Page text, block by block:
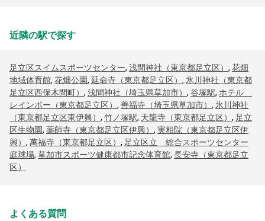
近隣の駅で探す
足立区スイムスポーツセンター, 浅間神社（東京都足立区） , 花畑
地域体育館, 花畑公園, 延命寺（東京都足立区） , 氷川神社（東京都
足立区西保木間町） , 浅間神社（埼玉県草加市） , 谷塚駅, ホテル
レインボー（東京都足立区） , 善福寺（埼玉県草加市） , 氷川神社
（東京都足立区東伊興） , 竹ノ塚駅, 天龍寺（東京都足立区） , 足立
区生物園, 薬師寺（東京都足立区伊興） , 実相院（東京都足立区伊
興） , 萬福寺（東京都足立区） , 足立区立 総合スポーツセンター
庭球場, 草加市スポーツ健康都市記念体育館, 長安寺（東京都足立
区）
よくある質問